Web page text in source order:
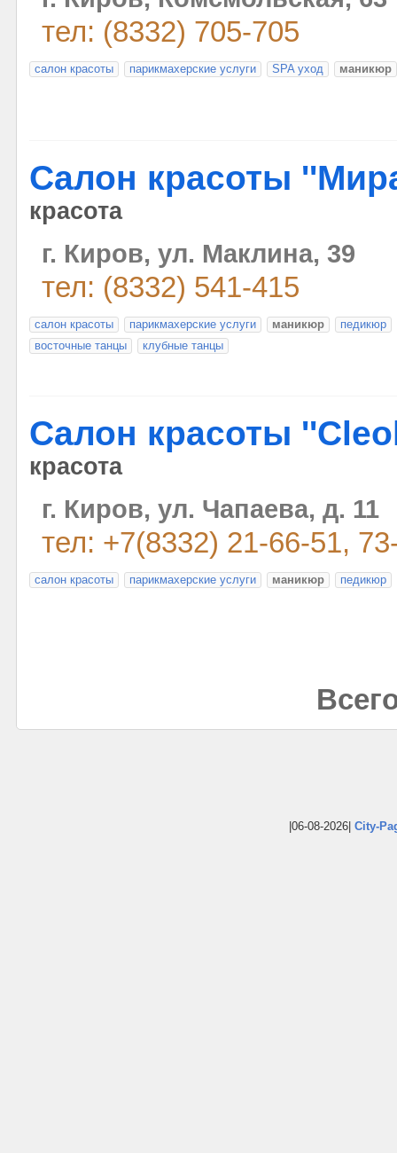
тел: (8332) 705-705
салон красоты парикмахерские услуги SPA уход маникюр
Салон красоты
красота
г. Киров, ул. Маклина, 39
тел: (8332) 541-415
салон красоты парикмахерские услуги маникюр
педикюр
восточные танцы
клубные танцы
Салон красоты
красота
г. Киров, ул. Чaпaeвa, д. 11
тел: +7(8332) 21-66-51,
салон красоты парикмахерские услуги маникюр педикюр
|06-08-2026| City-